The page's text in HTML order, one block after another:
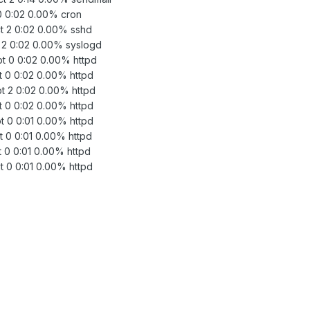
0:02 0.00% cron
2 0:02 0.00% sshd
0:02 0.00% syslogd
0 0:02 0.00% httpd
0 0:02 0.00% httpd
2 0:02 0.00% httpd
0 0:02 0.00% httpd
0 0:01 0.00% httpd
0 0:01 0.00% httpd
0 0:01 0.00% httpd
0 0:01 0.00% httpd